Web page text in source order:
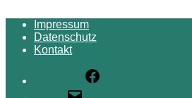
Impressum
Datenschutz
Kontakt